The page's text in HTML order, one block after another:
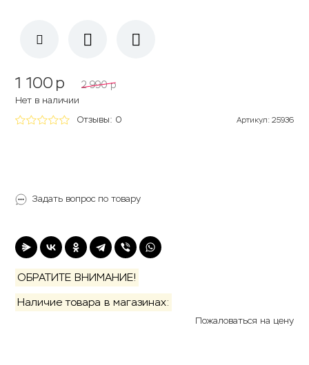
1 100 p 2 990 p
Нет в наличии
Отзывы: 0
Артикул: 25936
Задать вопрос по товару
ОБРАТИТЕ ВНИМАНИЕ!
Наличие товара в магазинах:
Пожаловаться на цену